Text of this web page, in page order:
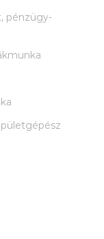
pénzügy-